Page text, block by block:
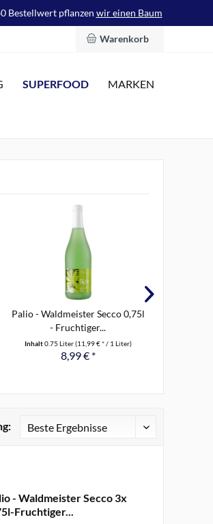
Bestellwert pflanzen wir einen Baum
Warenkorb
SUPERFOOD MARKEN
Palio - Waldmeister Secco 0,75l
- Fruchtiger...
Inhalt0.75 Liter(11,99 € * / 1 Liter)
8,99 € *
- Waldmeister Secco 3x
Fruchtiger...